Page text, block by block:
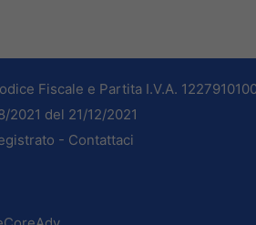
Fiscale e Partita I.V.A.
del 21/12/2021
- Contattaci